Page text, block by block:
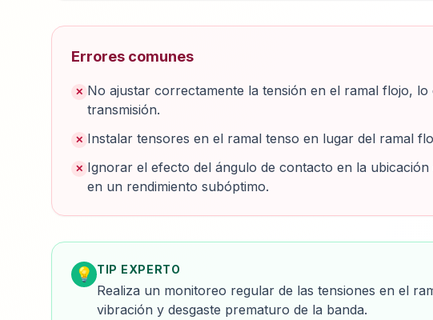
Errores comunes
✕ No ajustar correctamente la tensión en el ramal flojo,
transmisión.
✕ Instalar tensores en el ramal tenso en lugar del ramal
✕ Ignorar el efecto del ángulo de contacto en la
en un rendimiento subóptimo.
💡 TIP EXPERTO
Realiza un monitoreo regular de las tensiones en el
vibración y desgaste prematuro de la banda.